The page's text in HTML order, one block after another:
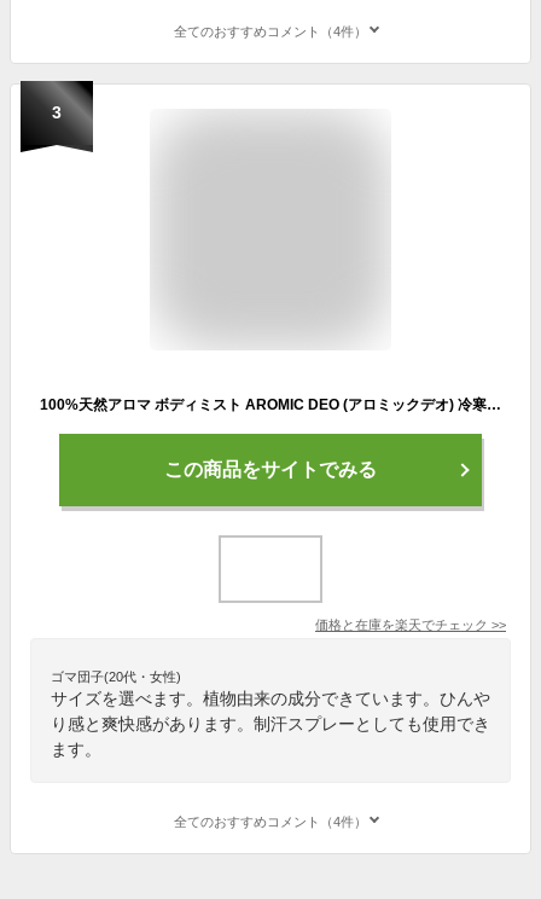
全てのおすすめコメント（4件）
3
100%天然アロマ ボディミスト AROMIC DEO (アロミックデオ) 冷寒スプレー 100ml｜冷却スプレー 冷却 冷感 熱中症 猛暑 対策 消臭 体臭 制汗剤 天然アロマ 制汗スプレー 臭い 脇 スプレー デオドラント ミスト デオドラントミスト ボディスプレー 日本製 アロミックスタイル
この商品をサイトでみる
価格と在庫を楽天でチェック >>
ゴマ団子(20代・女性)
サイズを選べます。植物由来の成分できています。ひんや
り感と爽快感があります。制汗スプレーとしても使用でき
ます。
全てのおすすめコメント（4件）